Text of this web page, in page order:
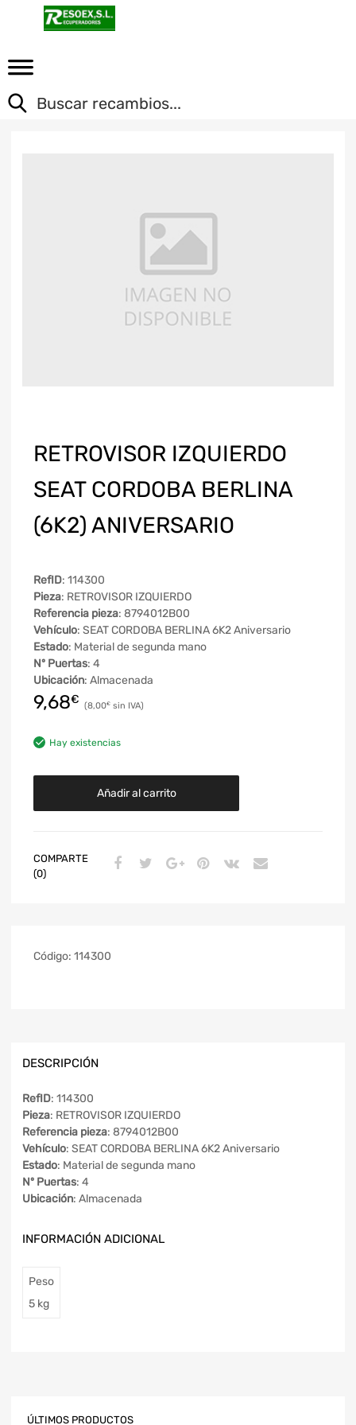
RETROVISOR IZQUIERDO
SEAT CORDOBA BERLINA
(6K2) ANIVERSARIO
RefID: 114300
Pieza: RETROVISOR IZQUIERDO
Referencia pieza: 8794012B00
Vehículo: SEAT CORDOBA BERLINA 6K2 Aniversario
Estado: Material de segunda mano
Nº Puertas: 4
Ubicación: Almacenada
9,68€ 8,00€
Hay existencias
Añadir al carrito
COMPARTE
(0)
Código: 114300
DESCRIPCIÓN
RefID: 114300
Pieza: RETROVISOR IZQUIERDO
Referencia pieza: 8794012B00
Vehículo: SEAT CORDOBA BERLINA 6K2 Aniversario
Estado: Material de segunda mano
Nº Puertas: 4
Ubicación: Almacenada
INFORMACIÓN ADICIONAL
Peso
5 kg
ÚLTIMOS PRODUCTOS